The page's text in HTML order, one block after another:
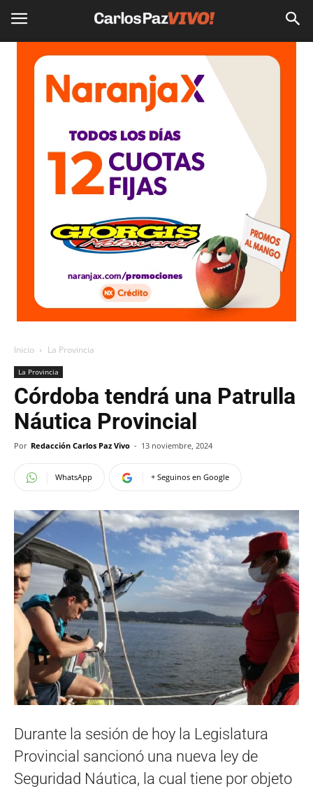
Inicio La Provincia
La Provincia
Córdoba tendrá una Patrulla
Náutica Provincial
Por Redacción Carlos Paz Vivo - 13 noviembre, 2024
WhatsApp + Seguinos en Google
Durante la sesión de hoy la Legislatura
Provincial sancionó una nueva ley de
Seguridad Náutica, la cual tiene por objeto